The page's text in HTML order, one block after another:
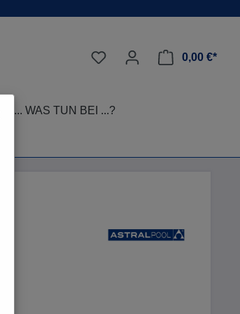
0,00 €*
... WAS TUN BEI ...?